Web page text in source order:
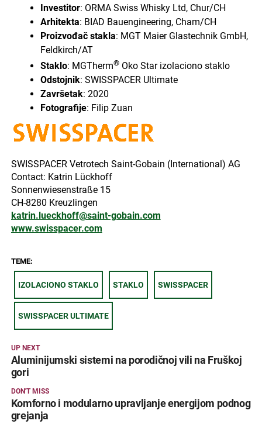
Investitor: ORMA Swiss Whisky Ltd, Chur/CH
Arhitekta: BIAD Bauengineering, Cham/CH
Proizvođač stakla: MGT Maier Glastechnik GmbH,
Feldkirch/AT
Staklo: MGTherm®Oko Star izolaciono staklo
Odstojnik: SWISSPACER Ultimate
Završetak: 2020
Fotografije: Filip Zuan
SWISSPACER Vetrotech Saint-Gobain (International) AG
Contact: Katrin Lückhoff
Sonnenwiesenstraße 15
CH-8280 Kreuzlingen
katrin.lueckhoff@saint-gobain.com
www.swisspacer.com
TEME:
IZOLACIONO STAKLO STAKLO SWISSPACER
SWISSPACER ULTIMATE
UP NEXT
Aluminijumski sistemi na porodičnoj vili na Fruškoj
gori
DON'T MISS
Komforno i modularno upravljanje energijom podnog
grejanja